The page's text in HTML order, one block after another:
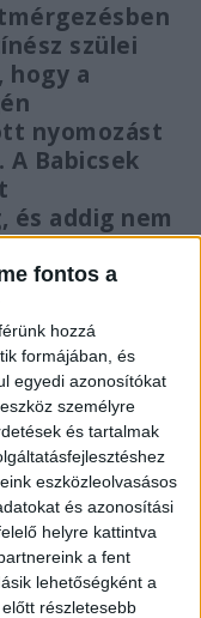
fontos a
hozzá
formájában, és
egyedi azonosítókat
személyre
és tartalmak
eszközleolvasásos
és azonosítási
helyre kattintva
a fent
lehetőségként a
részletesebb
szülei
hogy a
nyomozást
Babicsek
és addig nem
ki
ezért.
Bernát,
41 éves
előtt a
a riasztó,